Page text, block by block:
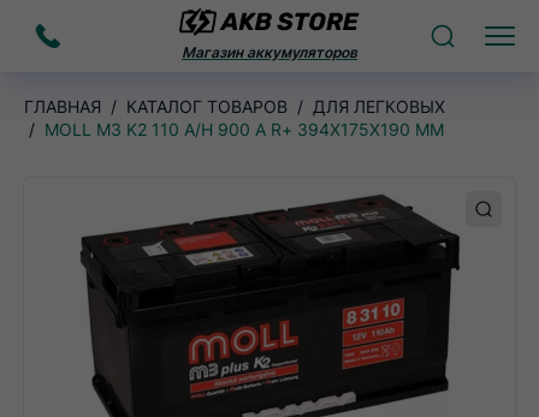
Заказать
Магазин аккумуляторов ПоискМеню
ГЛАВНАЯ КАТАЛОГ ТОВАРОВ
ДЛЯ ЛЕГКОВЫХ
MOLL M3 K2 110 A/H 900 А R+ 394X175X190 ММ